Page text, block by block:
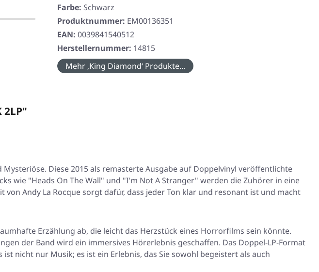
Farbe: Schwarz
Produktnummer: EM00136351
EAN: 0039841540512
Herstellernummer: 14815
Mehr ‚King Diamond‘ Produkte...
2LP"
Diese 2015 als remasterte Ausgabe auf Doppelvinyl veröffentlichte
wie "Heads On The Wall" und "I'm Not A Stranger" werden die Zuhörer in eine
Andy La Rocque sorgt dafür, dass jeder Ton klar und resonant ist und macht
Erzählung ab, die leicht das Herzstück eines Horrorfilms sein könnte.
der Band wird ein immersives Hörerlebnis geschaffen. Das Doppel-LP-Format
nicht nur Musik; es ist ein Erlebnis, das Sie sowohl begeistert als auch